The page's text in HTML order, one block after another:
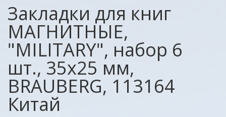
Закладки для книг
МАГНИТНЫЕ,
"MILITARY", набор 6
шт., 35х25 мм,
BRAUBERG, 113164
Китай